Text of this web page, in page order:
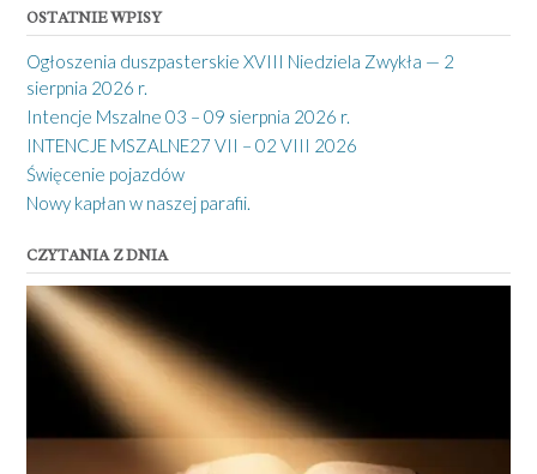
OSTATNIE WPISY
Ogłoszenia duszpasterskie XVIII Niedziela Zwykła — 2
sierpnia 2026 r.
Intencje Mszalne 03 – 09 sierpnia 2026 r.
INTENCJE MSZALNE27 VII – 02 VIII 2026
Święcenie pojazdów
Nowy kapłan w naszej parafii.
CZYTANIA Z DNIA